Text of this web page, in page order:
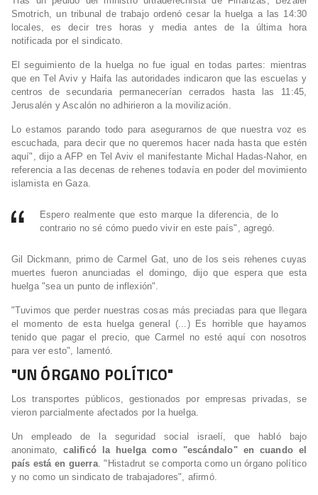
Smotrich, un tribunal de trabajo ordenó cesar la huelga a las 14:30
locales, es decir tres horas y media antes de la última hora
notificada por el sindicato.
El seguimiento de la huelga no fue igual en todas partes: mientras
que en Tel Aviv y Haifa las autoridades indicaron que las escuelas y
centros de secundaria permanecerían cerrados hasta las 11:45,
Jerusalén y Ascalón no adhirieron a la movilización.
Lo estamos parando todo para asegurarnos de que nuestra voz es
escuchada, para decir que no queremos hacer nada hasta que estén
aquí", dijo a AFP en Tel Aviv el manifestante Michal Hadas-Nahor, en
referencia a las decenas de rehenes todavía en poder del movimiento
islamista en Gaza.
Espero realmente que esto marque la diferencia, de lo
contrario no sé cómo puedo vivir en este país", agregó.
Gil Dickmann, primo de Carmel Gat, uno de los seis rehenes cuyas
muertes fueron anunciadas el domingo, dijo que espera que esta
huelga "sea un punto de inflexión".
"Tuvimos que perder nuestras cosas más preciadas para que llegara
el momento de esta huelga general (...) Es horrible que hayamos
tenido que pagar el precio, que Carmel no esté aquí con nosotros
para ver esto", lamentó.
"UN ÓRGANO POLÍTICO"
Los transportes públicos, gestionados por empresas privadas, se
vieron parcialmente afectados por la huelga.
Un empleado de la seguridad social israelí, que habló bajo
anonimato,
calificó la huelga como "escándalo" en cuando el
país está en guerra. "Histadrut se comporta como un órgano político
y no como un sindicato de trabajadores", afirmó.